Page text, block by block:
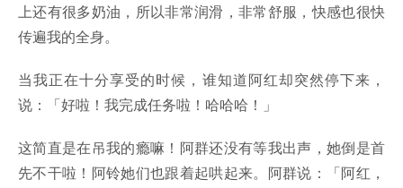
上还有很多奶油，所以非常润滑，非常舒服，快感也很快
传遍我的全身。
当我正在十分享受的时候，谁知道阿红却突然停下来，
说：「好啦！我完成任务啦！哈哈哈！」
这简直是在吊我的瘾嘛！阿群还没有等我出声，她倒是首
先不干啦！阿铃她们也跟着起哄起来。阿群说：「阿红，